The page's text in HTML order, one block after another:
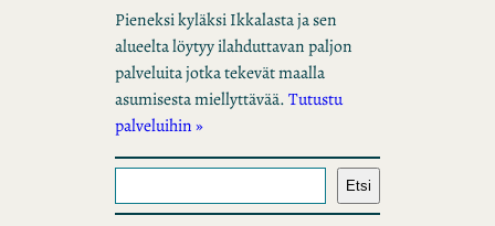
Pieneksi kyläksi Ikkalasta ja sen
alueelta löytyy ilahduttavan paljon
palveluita jotka tekevät maalla
asumisesta miellyttävää.Tutustu
palveluihin »
t
Etsi